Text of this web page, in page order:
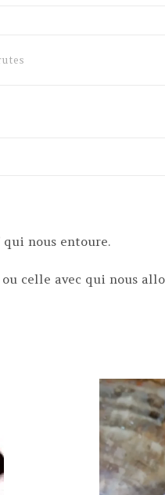
nous entoure.
celle avec qui nous